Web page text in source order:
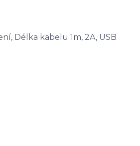
Délka kabelu 1m, 2A, USB